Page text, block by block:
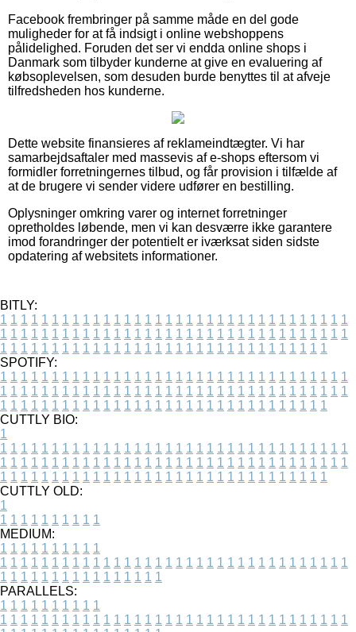
Facebook frembringer på samme måde en del gode
muligheder for at få indsigt i online webshoppens
pålidelighed. Foruden det ser vi endda online shops i
Danmark som tilbyder kunderne at give en evaluering af
købsoplevelsen, som desuden burde benyttes til at afveje
tilfredsheden hos kunderne.
Dette website finansieres af reklameindtægter. Vi har
samarbejdsaftaler med massevis af e-shops eftersom vi
formidler forretningernes tilbud, og får provision i tilfælde af
at de brugere vi sender videre udfører en bestilling.
Oplysninger omkring varer og internet forretninger
opretholdes løbende, men vi kan desværre ikke garantere
imod forandringer der potentielt er iværksat siden sidste
opdatering af websitets informationer.
BITLY:
1 1 1 1 1 1 1 1 1 1 1 1 1 1 1 1 1 1 1 1 1 1 1 1 1 1 1 1 1 1 1 1 1 1
1 1 1 1 1 1 1 1 1 1 1 1 1 1 1 1 1 1 1 1 1 1 1 1 1 1 1 1 1 1 1 1 1 1
1 1 1 1 1 1 1 1 1 1 1 1 1 1 1 1 1 1 1 1 1 1 1 1 1 1 1 1 1 1 1 1
SPOTIFY:
1 1 1 1 1 1 1 1 1 1 1 1 1 1 1 1 1 1 1 1 1 1 1 1 1 1 1 1 1 1 1 1 1 1
1 1 1 1 1 1 1 1 1 1 1 1 1 1 1 1 1 1 1 1 1 1 1 1 1 1 1 1 1 1 1 1 1 1
1 1 1 1 1 1 1 1 1 1 1 1 1 1 1 1 1 1 1 1 1 1 1 1 1 1 1 1 1 1 1 1
CUTTLY BIO:
1
1 1 1 1 1 1 1 1 1 1 1 1 1 1 1 1 1 1 1 1 1 1 1 1 1 1 1 1 1 1 1 1 1 1
1 1 1 1 1 1 1 1 1 1 1 1 1 1 1 1 1 1 1 1 1 1 1 1 1 1 1 1 1 1 1 1 1 1
1 1 1 1 1 1 1 1 1 1 1 1 1 1 1 1 1 1 1 1 1 1 1 1 1 1 1 1 1 1 1 1
CUTTLY OLD:
1
1 1 1 1 1 1 1 1 1 1
MEDIUM:
1 1 1 1 1 1 1 1 1 1
1 1 1 1 1 1 1 1 1 1 1 1 1 1 1 1 1 1 1 1 1 1 1 1 1 1 1 1 1 1 1 1 1 1
1 1 1 1 1 1 1 1 1 1 1 1 1 1 1 1
PARALLELS:
1 1 1 1 1 1 1 1 1 1
1 1 1 1 1 1 1 1 1 1 1 1 1 1 1 1 1 1 1 1 1 1 1 1 1 1 1 1 1 1 1 1 1 1